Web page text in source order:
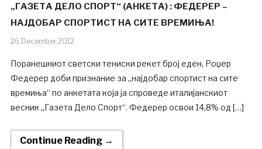
„ГАЗЕТА ДЕЛО СПОРТ“ (АНКЕТА) : ФЕДЕРЕР –
НАЈДОБАР СПОРТИСТ НА СИТЕ ВРЕМИЊА!
26.December.2012
Поранешниот светски тениски рекет број еден, Роџер
Федерер доби признание за „најдобар спортист на сите
времиња“ по анкетата која ја спроведе италијанскиот
весник „Газета Дело Спорт“. Федерер освои 14,8% од […]
Continue Reading →